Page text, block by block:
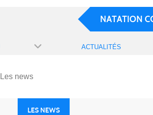
NATATION
ACTUALITÉS
Les news
LES NEWS